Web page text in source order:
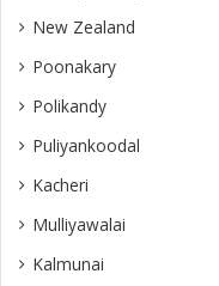
New Zealand
Poonakary
Polikandy
Puliyankoodal
Kacheri
Mulliyawalai
Kalmunai